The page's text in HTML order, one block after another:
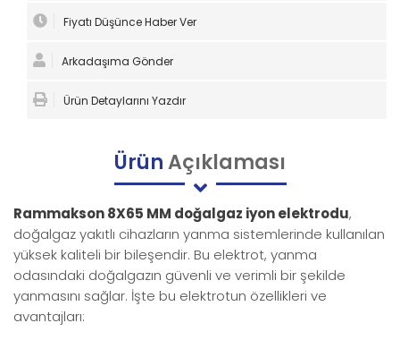
Fiyatı Düşünce Haber Ver
Arkadaşıma Gönder
Ürün Detaylarını Yazdır
ÜrünAçıklaması
Rammakson 8X65 MM doğalgaz iyon elektrodu,
doğalgaz yakıtlı cihazların yanma sistemlerinde kullanılan
yüksek kaliteli bir bileşendir. Bu elektrot, yanma
odasındaki doğalgazın güvenli ve verimli bir şekilde
yanmasını sağlar. İşte bu elektrotun özellikleri ve
avantajları: